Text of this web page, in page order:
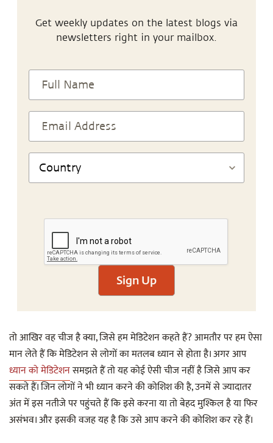
Get weekly updates on the latest blogs via
newsletters right in your mailbox.
Sign Up
तो आखिर वह चीज है क्या, जिसे हम मेडिटेशन कहते हैं? आमतौर पर हम ऐसा
मान लेते हैं कि मेडिटेशन से लोगों का मतलब ध्यान से होता है। अगर आप
ध्यान को मेडिटेशनसमझते हैं तो यह कोई ऐसी चीज नहीं है जिसे आप कर
सकते हैं। जिन लोगों ने भी ध्यान करने की कोशिश की है, उनमें से ज्यादातर
अंत में इस नतीजे पर पहुंचते हैं कि इसे करना या तो बेहद मुश्किल है या फिर
असंभव। और इसकी वजह यह है कि उसे आप करने की कोशिश कर रहे हैं।